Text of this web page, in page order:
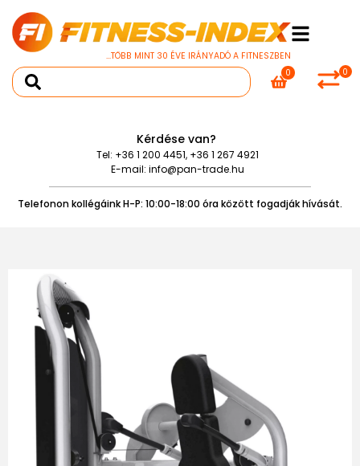
...TÖBB MINT 30 ÉVE IRÁNYADÓ A FITNESZBEN
0
0
Kérdése van?
Tel: +36 1 200 4451, +36 1 267 4921
E-mail: info@pan-trade.hu
Telefonon kollégáink H-P: 10:00-18:00 óra között fogadják hívását.